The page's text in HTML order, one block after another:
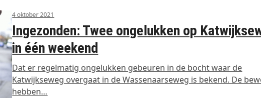
4 oktober 2021
Ingezonden: Twee ongelukken op
in één weekend
Dat er regelmatig ongelukken gebeuren in de bocht waar de
Katwijkseweg overgaat in de Wassenaarseweg is bekend. De
hebben…